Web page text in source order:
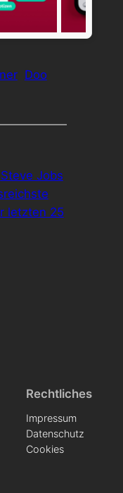
Doo
Steve Jobs
letzten 25
Rechtliches
Impressum
Datenschutz
Cookies